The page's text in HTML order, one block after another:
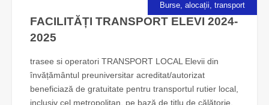
Burse, alocații, transport
FACILITĂȚI TRANSPORT ELEVI 2024-
2025
trasee si operatori TRANSPORT LOCAL Elevii din
învățământul preuniversitar acreditat/autorizat
beneficiază de gratuitate pentru transportul rutier local,
inclusiv cel metropolitan, pe bază de titlu de călătorie,